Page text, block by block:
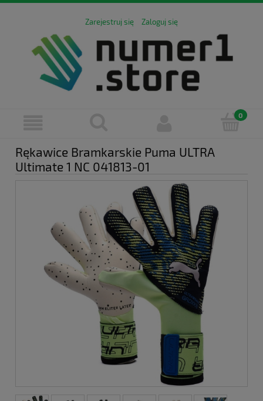
Zarejestruj się Zaloguj się
Rękawice Bramkarskie Puma ULTRA
Ultimate 1 NC 041813-01